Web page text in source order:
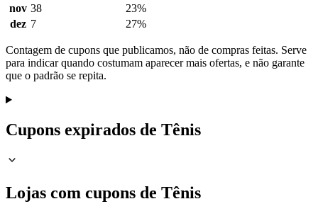
nov 38
23%
dez 7 27%
Contagem de cupons que publicamos, não de compras feitas. Serve
para indicar quando costumam aparecer mais ofertas, e não garante
que o padrão se repita.
Cupons expirados de Tênis
Lojas com cupons de Tênis